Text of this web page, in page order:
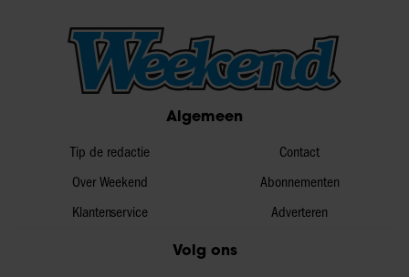
Algemeen
Tip de redactie
Over Weekend
Klantenservice
Contact
Abonnementen
Adverteren
Volg ons